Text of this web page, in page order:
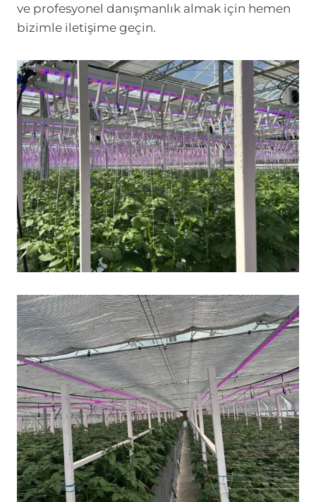
ve profesyonel danışmanlık almak için hemen
bizimle iletişime geçin.